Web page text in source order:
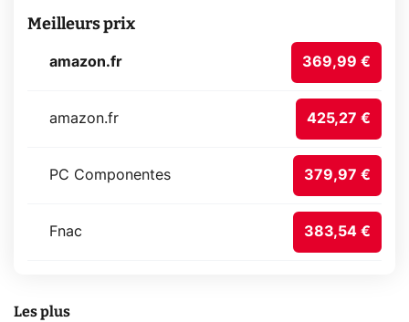
Meilleurs prix
amazon.fr 369,99 €
amazon.fr 425,27 €
PC Componentes 379,97 €
Fnac 383,54 €
Les plus